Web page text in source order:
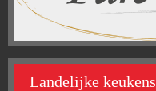
Landelijke keukens